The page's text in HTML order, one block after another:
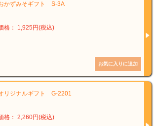
かずみそギフト S-3A
格： 1,925円(税込)
リジナルギフト G-2201
格： 2,260円(税込)